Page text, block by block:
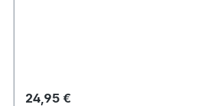
Regulärer Preis:
24,95 €